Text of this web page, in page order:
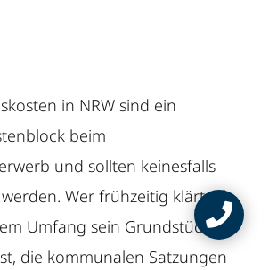
in NRW sind ein
beim
und sollten keinesfalls
Wer frühzeitig klärt, ob
Umfang sein Grundstück
die kommunalen Satzungen
